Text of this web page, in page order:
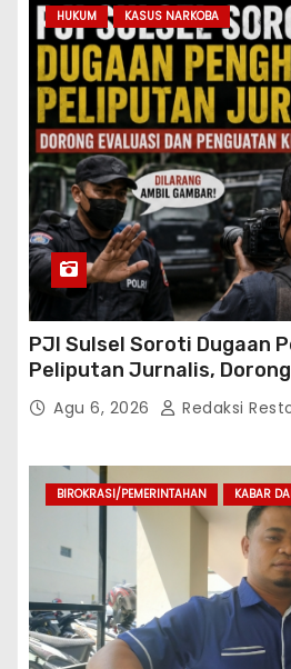
HUKUM KASUS NARKOBA
PJI Sulsel Soroti Dugaan
Peliputan Jurnalis,
Penguatan Kemitraan
Agu 6, 2026 Redaksi
BIROKRASI/PEMERINTAHAN KABAR